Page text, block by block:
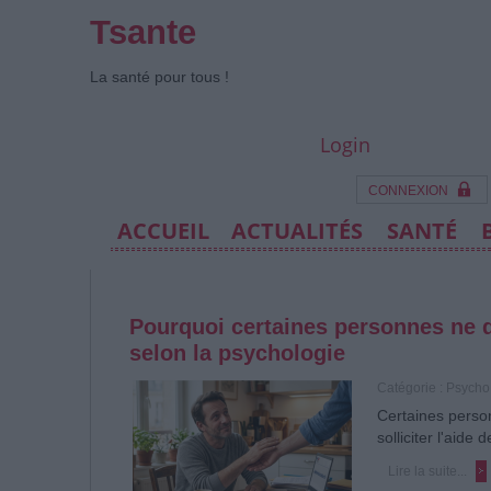
Tsante
La santé pour tous !
Login
CONNEXION
ACCUEIL ACTUALITÉS SANTÉ
Pourquoi certaines personnes ne
selon la psychologie
Certaines
solliciter l'aide